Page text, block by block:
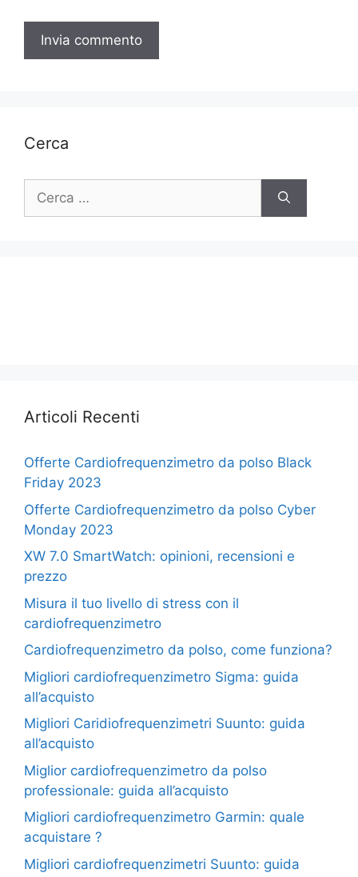
Cerca
Ricerca
Articoli Recenti
Offerte Cardiofrequenzimetro da polso Black
Friday 2023
Offerte Cardiofrequenzimetro da polso Cyber
Monday 2023
XW 7.0 SmartWatch: opinioni, recensioni e
prezzo
Misura il tuo livello di stress con il
cardiofrequenzimetro
Cardiofrequenzimetro da polso, come funziona?
Migliori cardiofrequenzimetro Sigma: guida
all’acquisto
Migliori Caridiofrequenzimetri Suunto: guida
all’acquisto
Miglior cardiofrequenzimetro da polso
professionale: guida all’acquisto
Migliori cardiofrequenzimetro Garmin: quale
acquistare ?
Migliori cardiofrequenzimetri Suunto: guida